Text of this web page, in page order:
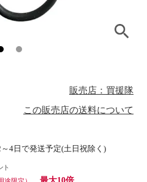
販売店：買援隊
この販売店の送料について
4日で発送予定(土日祝除く)